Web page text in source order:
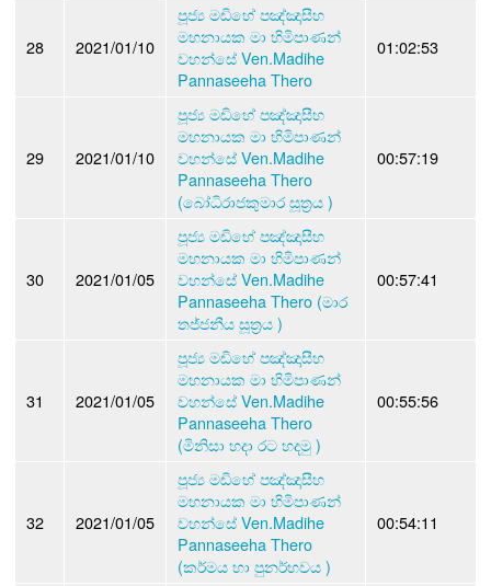
28 2021/01/10
පූජ්‍ය මඩිහේ පඤ්ඤාසීහ
මහනායක මා හිමිපාණන්
වහන්සේ Ven.Madihe
Pannaseeha Thero
01:02:53
29 2021/01/10
පූජ්‍ය මඩිහේ පඤ්ඤාසීහ
මහනායක මා හිමිපාණන්
වහන්සේ Ven.Madihe
Pannaseeha Thero
(බෝධිරාජකුමාර සූත්‍රය )
00:57:19
30 2021/01/05
පූජ්‍ය මඩිහේ පඤ්ඤාසීහ
මහනායක මා හිමිපාණන්
වහන්සේ Ven.Madihe
Pannaseeha Thero (මාර
තජ්ජනීය සූත්‍රය )
00:57:41
31 2021/01/05
පූජ්‍ය මඩිහේ පඤ්ඤාසීහ
මහනායක මා හිමිපාණන්
වහන්සේ Ven.Madihe
Pannaseeha Thero
(මිනිසා හදා රට හදමු )
00:55:56
32 2021/01/05
පූජ්‍ය මඩිහේ පඤ්ඤාසීහ
මහනායක මා හිමිපාණන්
වහන්සේ Ven.Madihe
Pannaseeha Thero
(කර්මය හා පුනර්භවය )
00:54:11